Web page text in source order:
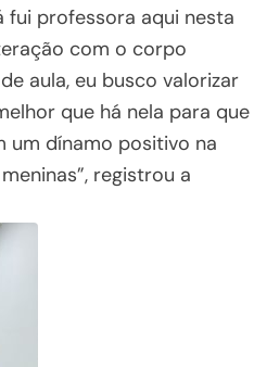
fui professora aqui nesta
com o corpo
aula, eu busco valorizar
que há nela para que
um dínamo positivo na
registrou a